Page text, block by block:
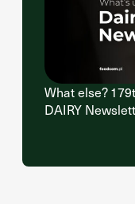
What else?
DAIRY